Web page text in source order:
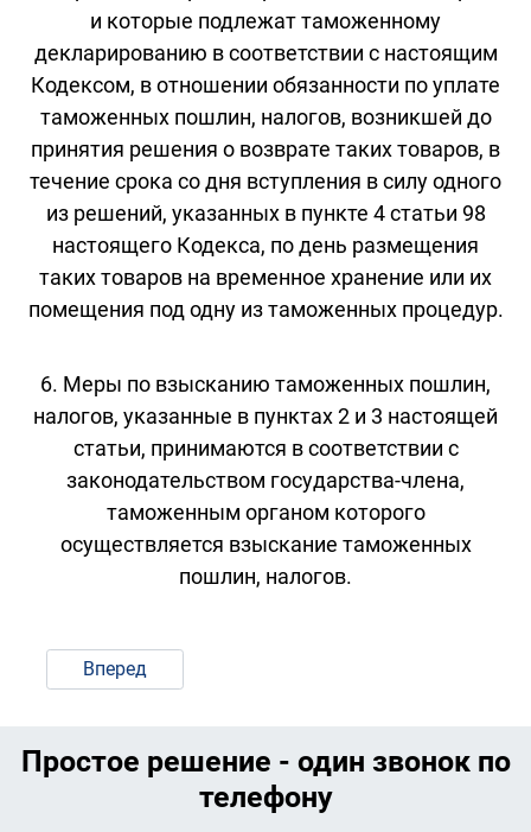
и которые подлежат таможенному
декларированию в соответствии с настоящим
Кодексом, в отношении обязанности по уплате
таможенных пошлин, налогов, возникшей до
принятия решения о возврате таких товаров, в
течение срока со дня вступления в силу одного
из решений, указанных в пункте 4 статьи 98
настоящего Кодекса, по день размещения
таких товаров на временное хранение или их
помещения под одну из таможенных процедур.
6. Меры по взысканию таможенных пошлин,
налогов, указанные в пунктах 2 и 3 настоящей
статьи, принимаются в соответствии с
законодательством государства-члена,
таможенным органом которого
осуществляется взыскание таможенных
пошлин, налогов.
Вперед
Простое решение - один звонок по
телефону